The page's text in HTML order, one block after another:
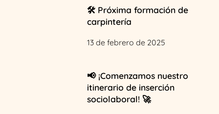
🛠️ Próxima formación de
carpintería
13 de febrero de 2025
📢 ¡Comenzamos nuestro
itinerario de inserción
sociolaboral! 🚀